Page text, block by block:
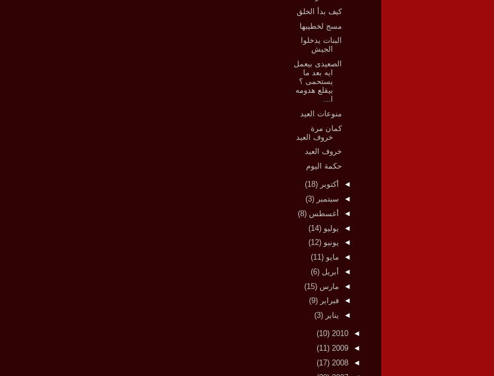
كيف بدأ الخلق
مسج لخطيبها
البنات يدخلوا
الجيش
الصعيدى بيعمل
ايه بعد ما
يستحمى ؟
بيقلع هدومه
ا...
منوعات العيد
كمان مرة
خروف العيد
خروف العيد
حكمة اليوم
◄ أكتوبر (18)
◄ سبتمبر (3)
◄
أغسطس (8)
◄ يوليو (14)
◄ يونيو (12)
◄ مايو (11)
◄
أبريل (6)
◄ مارس (15)
◄ فبراير (9)
◄ يناير (3)
◄
2010
(10)
◄
2009
(11)
◄
2008
(17)